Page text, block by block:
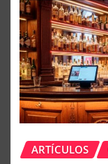
ARTÍCULOS